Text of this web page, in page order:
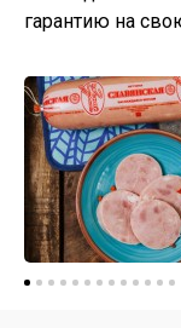
гарантию на